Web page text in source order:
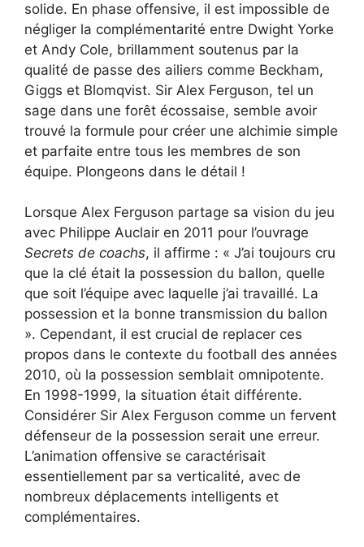
solide. En phase offensive, il est impossible de
négliger la complémentarité entre Dwight Yorke
et Andy Cole, brillamment soutenus par la
qualité de passe des ailiers comme Beckham,
Giggs et Blomqvist. Sir Alex Ferguson, tel un
sage dans une forêt écossaise, semble avoir
trouvé la formule pour créer une alchimie simple
et parfaite entre tous les membres de son
équipe. Plongeons dans le détail !
Lorsque Alex Ferguson partage sa vision du jeu
avec Philippe Auclair en 2011 pour l’ouvrage
Secrets de coachs, il affirme : « J’ai toujours cru
que la clé était la possession du ballon, quelle
que soit l’équipe avec laquelle j’ai travaillé. La
possession et la bonne transmission du ballon
». Cependant, il est crucial de replacer ces
propos dans le contexte du football des années
2010, où la possession semblait omnipotente.
En 1998-1999, la situation était différente.
Considérer Sir Alex Ferguson comme un fervent
défenseur de la possession serait une erreur.
L’animation offensive se caractérisait
essentiellement par sa verticalité, avec de
nombreux déplacements intelligents et
complémentaires.